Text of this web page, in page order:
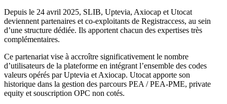
Depuis le 24 avril 2025, SLIB, Uptevia, Axiocap et Utocat
deviennent partenaires et co-exploitants de Registraccess, au sein
d’une structure dédiée. Ils apportent chacun des expertises très
complémentaires.
Ce partenariat vise à accroître significativement le nombre
d’utilisateurs de la plateforme en intégrant l’ensemble des codes
valeurs opérés par Uptevia et Axiocap. Utocat apporte son
historique dans la gestion des parcours PEA / PEA-PME, private
equity et souscription OPC non cotés.